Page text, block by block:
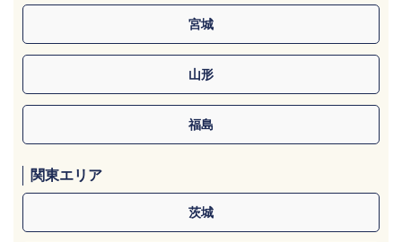
宮城
山形
福島
関東エリア
茨城